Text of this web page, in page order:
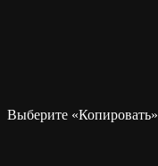
Выберите «Копировать»